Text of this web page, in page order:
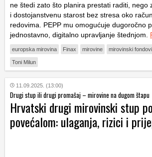
ne štedi zato što planira prestati raditi, nego
i dostojanstvenu starost bez stresa oko
redovima. PEPP mu omogućuje dugoročno
jednostavno, digitalno upravljanje štednjom.
europska mirovina Finax mirovine mirovinski fondovi
Toni Milun
11.09.2025. (13:00)
Drugi stup ili drugi promašaj – mirovine na dugom štapu
Hrvatski drugi mirovinski stup
povećalom: ulaganja, rizici i